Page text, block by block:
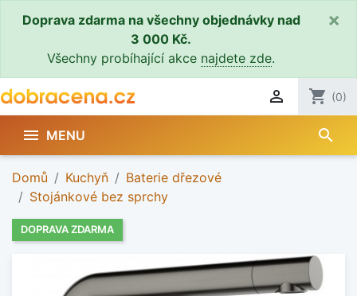
Doprava zdarma na všechny objednávky nad
3 000 Kč.
Všechny probíhající akce najdete zde.
×
 shopping_cart (0)
 MENU search
Domů Kuchyň
Baterie dřezové
Stojánkové bez sprchy
DOPRAVA ZDARMA